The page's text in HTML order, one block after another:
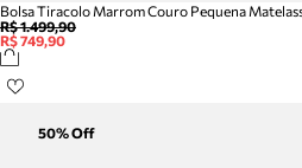
Bolsa Tiracolo Marrom Couro Pequena
R$ 1.499,90
R$ 749,90
50% Off